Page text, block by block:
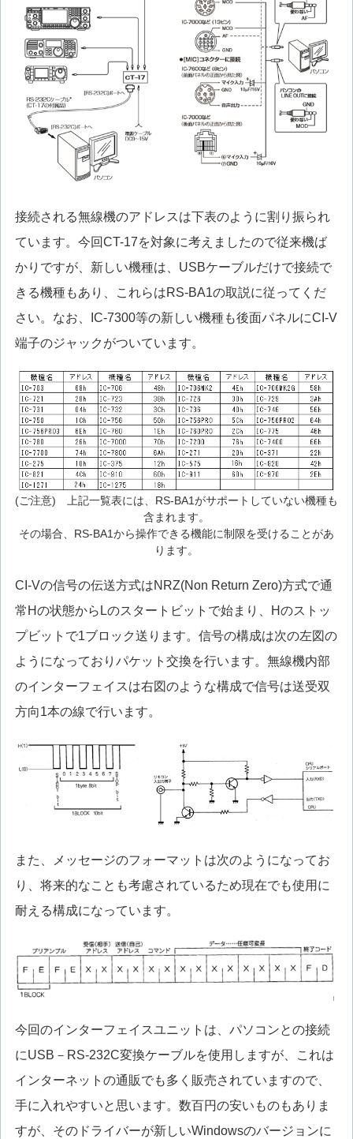
接続される無線機のアドレスは下表のように割り振られ
ています。今回CT-17を対象に考えましたので従来機ば
かりですが、新しい機種は、USBケーブルだけで接続で
きる機種もあり、これらはRS-BA1の取説に従ってくだ
さい。なお、IC-7300等の新しい機種も後面パネルにCI-V
端子のジャックがついています。
(ご注意) 上記一覧表には、RS-BA1がサポートしていない機種も
含まれます。
その場合、RS-BA1から操作できる機能に制限を受けることがあ
ります。
CI-Vの信号の伝送方式はNRZ(Non Return Zero)方式で通
常Hの状態からLのスタートビットで始まり、Hのストッ
プビットで1ブロック送ります。信号の構成は次の左図の
ようになっておりパケット交換を行います。無線機内部
のインターフェイスは右図のような構成で信号は送受双
方向1本の線で行います。
また、メッセージのフォーマットは次のようになってお
り、将来的なことも考慮されているため現在でも使用に
耐える構成になっています。
今回のインターフェイスユニットは、パソコンとの接続
にUSB－RS-232C変換ケーブルを使用しますが、これは
インターネットの通販でも多く販売されていますので、
手に入れやすいと思います。数百円の安いものもありま
すが、そのドライバーが新しいWindowsのバージョンに